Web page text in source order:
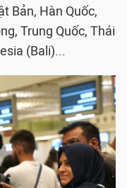
Bản, Hàn Quốc,
Trung Quốc, Thái
(Bali)...